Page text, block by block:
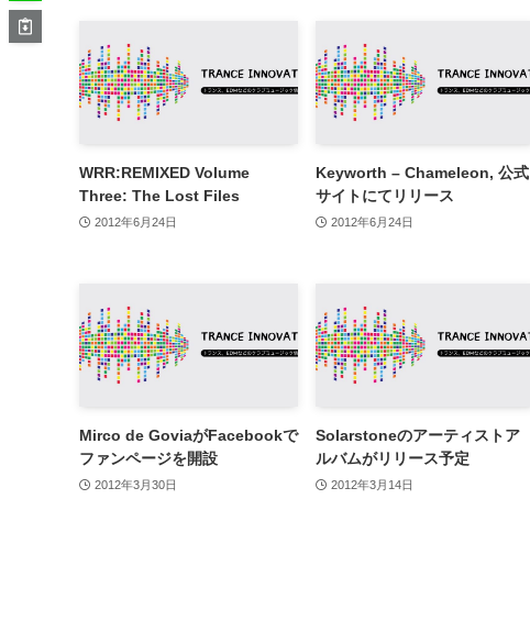
WRR:REMIXED Volume
Three: The Lost Files
2012年6月24日
Keyworth – Chameleon, 公式
サイトにてリリース
2012年6月24日
Mirco de GoviaがFacebookで
ファンページを開設
2012年3月30日
Solarstoneのアーティストア
ルバムがリリース予定
2012年3月14日